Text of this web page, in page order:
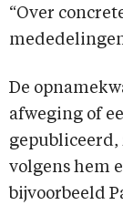
“Over
De
afweging of
gepubliceerd,
volgens hem
bijvoorbeeld